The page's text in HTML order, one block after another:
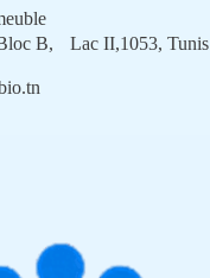
B, Lac II,1053, Tunis